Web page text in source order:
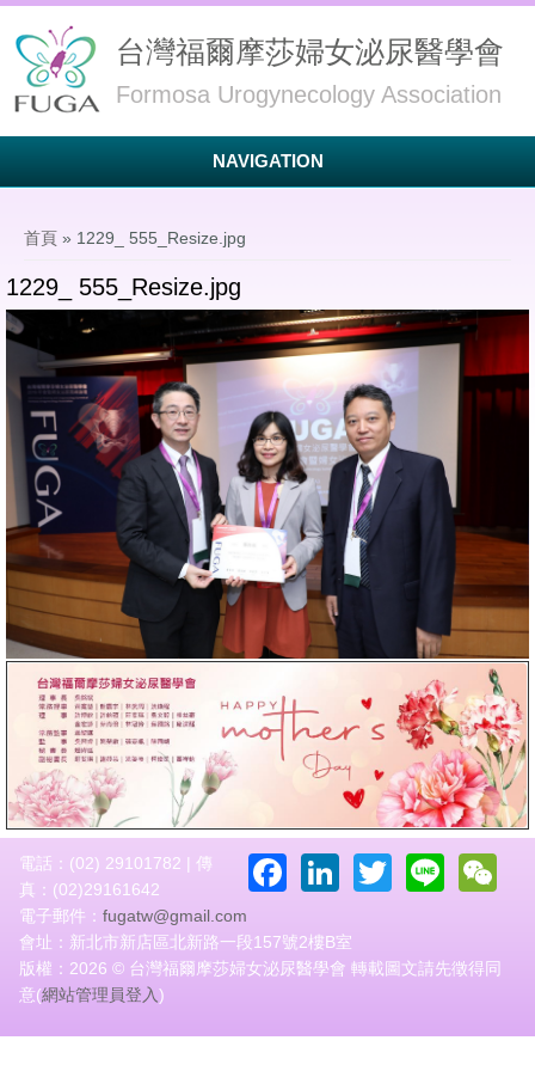
台灣福爾摩莎婦女泌尿醫學會
Formosa Urogynecology Association
NAVIGATION
首頁 » 1229_ 555_Resize.jpg
1229_ 555_Resize.jpg
Facebook
LinkedIn
Twitter
Line
電話：(02) 29101782 | 傳
真：(02)29161642
電子郵件： fugatw@gmail.com
會址：新北市新店區北新路一段157號2樓B室
版權：2026 © 台灣福爾摩莎婦女泌尿醫學會 轉載圖文請先徵得同
意(網站管理員登入)